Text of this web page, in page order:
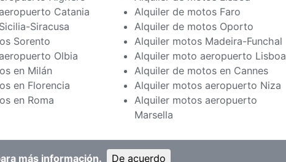
Catania
Siracusa
Sorento
Olbia
en Milán
en Florencia
en Roma
Alquiler de motos Faro
Alquiler de motos Oporto
Alquiler motos Madeira-Funchal
Alquiler moto aeropuerto Lisboa
Alquiler de motos en Cannes
Alquiler motos aeropuerto Niza
Alquiler motos aeropuerto
Marsella
más información. De acuerdo